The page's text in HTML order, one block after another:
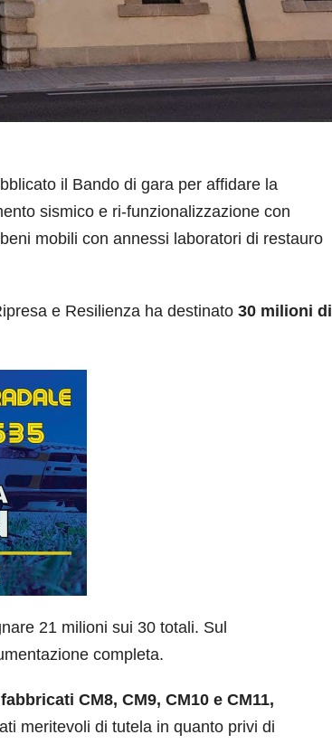
il Bando di gara per affidare la
sismico e ri-funzionalizzazione con
mobili con annessi laboratori di restauro
e Resilienza ha destinato 30 milioni di
21 milioni sui 30 totali. Sul
completa.
fabbricati CM8, CM9, CM10 e CM11,
meritevoli di tutela in quanto privi di